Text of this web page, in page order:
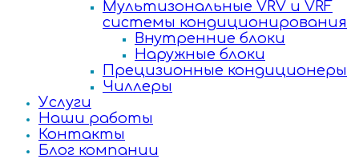
Мультизональные VRV и VRF
системы кондиционирования
Внутренние блоки
Наружные блоки
Прецизионные кондиционеры
Чиллеры
Услуги
Наши работы
Контакты
Блог компании